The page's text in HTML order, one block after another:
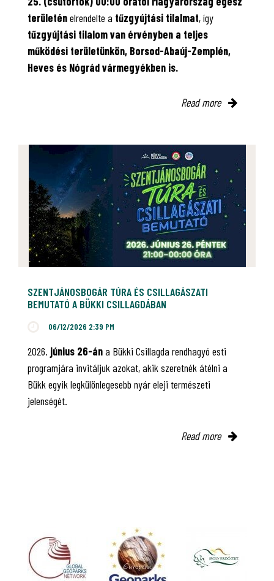
területénelrendelte a tűzgyújtási tilalmat, így
tűzgyújtási tilalom van érvényben a teljes
működési területünkön, Borsod-Abaúj-Zemplén,
Heves és Nógrád vármegyékben is.
Read more
SZENTJÁNOSBOGÁR TÚRA ÉS CSILLAGÁSZATI
BEMUTATÓ A BÜKKI CSILLAGDÁBAN
06/12/2026 2:39 PM
2026. június 26-ána Bükki Csillagda rendhagyó esti
programjára invitáljuk azokat, akik szeretnék átélni a
Bükk egyik legkülönlegesebb nyár eleji természeti
jelenségét.
Read more